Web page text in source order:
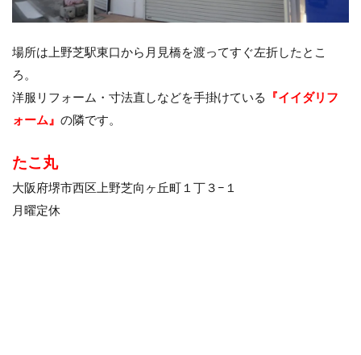
場所は上野芝駅東口から月見橋を渡ってすぐ左折したとこ
ろ。
洋服リフォーム・寸法直しなどを手掛けている
『イイダリフ
ォーム』 の隣です。
たこ丸
大阪府堺市西区上野芝向ヶ丘町１丁３−１
月曜定休